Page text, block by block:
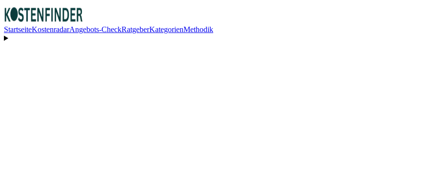
StartseiteKostenradarAngebots-CheckRatgeberKategorienMethodik